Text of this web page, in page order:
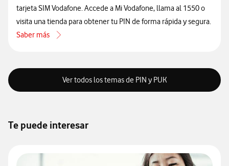
tarjeta SIM Vodafone. Accede a Mi Vodafone, llama al 1550 o
visita una tienda para obtener tu PIN de forma rápida y segura.
Saber más
acerca de Qué es el código PIN y cómo consultarlo
Ver todos los temas de PIN y PUK
Te puede interesar